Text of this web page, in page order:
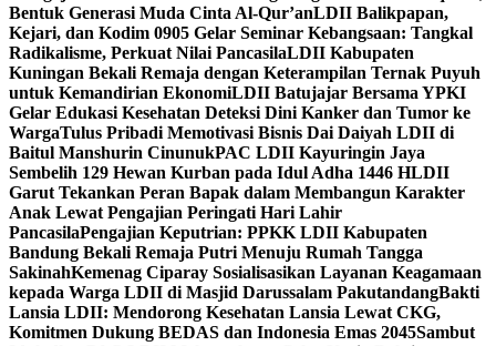
Bentuk Generasi Muda Cinta Al-Qur’anLDII Balikpapan,
Kejari, dan Kodim 0905 Gelar Seminar Kebangsaan: Tangkal
Radikalisme, Perkuat Nilai PancasilaLDII Kabupaten
Kuningan Bekali Remaja dengan Keterampilan Ternak Puyuh
untuk Kemandirian EkonomiLDII Batujajar Bersama YPKI
Gelar Edukasi Kesehatan Deteksi Dini Kanker dan Tumor ke
WargaTulus Pribadi Memotivasi Bisnis Dai Daiyah LDII di
Baitul Manshurin CinunukPAC LDII Kayuringin Jaya
Sembelih 129 Hewan Kurban pada Idul Adha 1446 HLDII
Garut Tekankan Peran Bapak dalam Membangun Karakter
Anak Lewat Pengajian Peringati Hari Lahir
PancasilaPengajian Keputrian: PPKK LDII Kabupaten
Bandung Bekali Remaja Putri Menuju Rumah Tangga
SakinahKemenag Ciparay Sosialisasikan Layanan Keagamaan
kepada Warga LDII di Masjid Darussalam PakutandangBakti
Lansia LDII: Mendorong Kesehatan Lansia Lewat CKG,
Komitmen Dukung BEDAS dan Indonesia Emas 2045Sambut